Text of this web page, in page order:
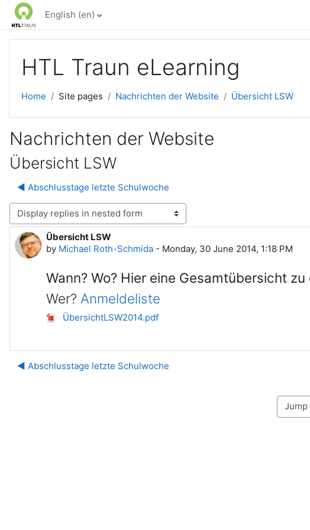
Skip to main content
English ‎(en)‎
HTL Traun eLearning
Home Site pages Nachrichten der Website Übersicht LSW
Nachrichten der Website
Übersicht LSW
◀︎ Abschlusstage letzte Schulwoche
mode
Übersicht LSW
by Michael Roth-Schmida - Monday, 30 June 2014, 1:18 PM
Number of replies: 0
Wann? Wo? Hier eine Gesamtübersicht
Wer? Anmeldeliste
ÜbersichtLSW2014.pdf
◀︎ Abschlusstage letzte Schulwoche
Jump to...